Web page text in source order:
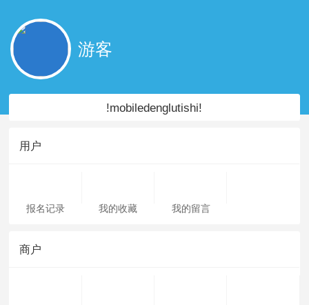
游客
!mobiledenglutishi!
用户
报名记录 我的收藏 我的留言
商户